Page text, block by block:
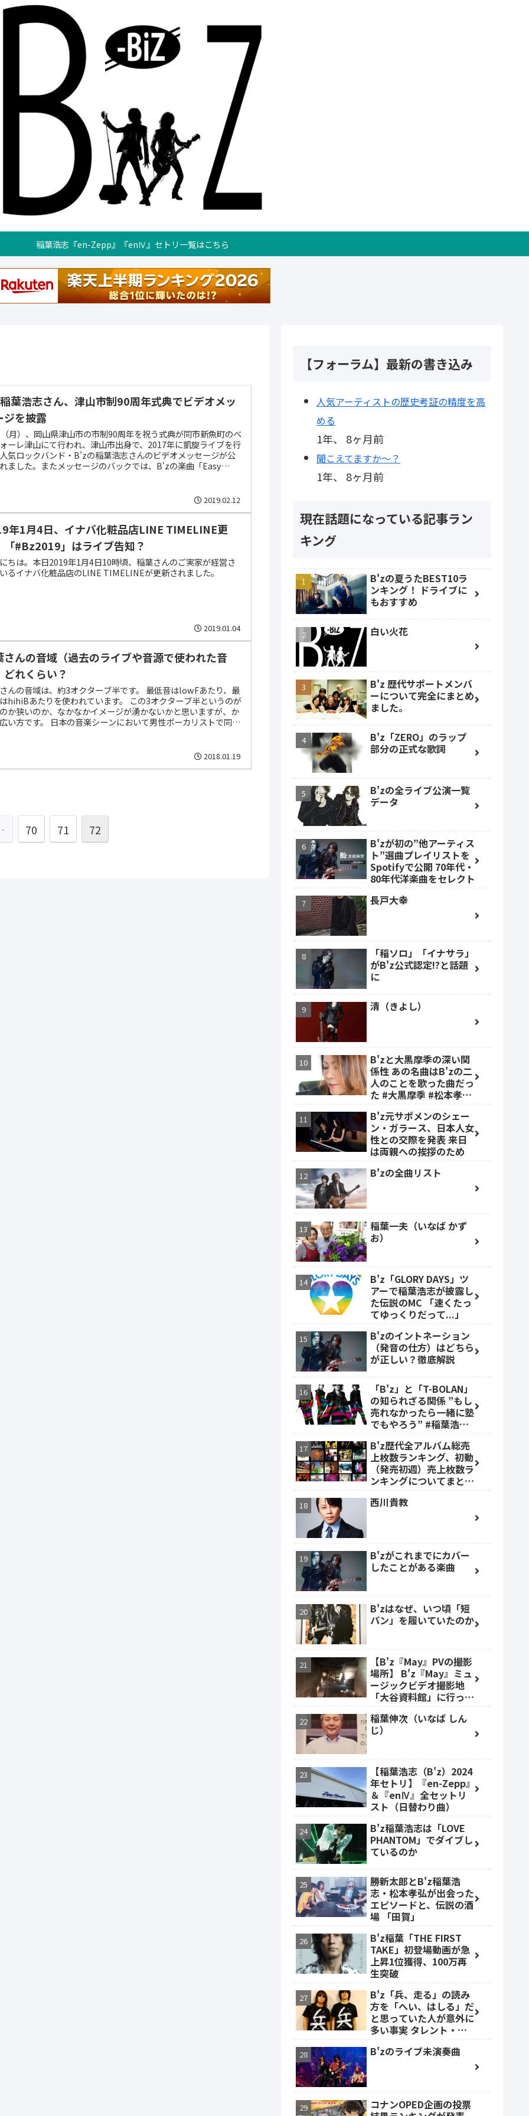
稲葉浩志『en-Zepp』『enⅣ』セトリ一覧はこちら
葉浩志さん、津山市制90周年式典でビデオメッ
ジを披露
月）、岡山県津山市の市制90周年を祝う式典が同市新魚町のベ
ーレ津山にて行われ、津山市出身で、2017年に凱旋ライブを行
気ロックバンド・B'zの稲葉浩志さんのビデオメッセージが公
ました。またメッセージのバックでは、B'zの楽曲「Easy
2019.02.12
年1月4日、イナバ化粧品店LINE TIMELINE更
「#Bz2019」はライブ告知？
ちは。本日2019年1月4日10時頃、稲葉さんのご実家が経営さ
るイナバ化粧品店のLINE TIMELINEが更新されました。
2019.01.04
さんの音域（過去のライブや音源で使われた音
どれくらい？
んの音域は、約3オクターブ半です。 最低音はlowFあたり、最
hihiBあたりを使われています。 この3オクターブ半というのが
か狭いのか、なかなかイメージが湧かないかと思いますが、か
い方です。 日本の音楽シーンにおいて男性ボーカリストで同じ
2018.01.19
70 71 72
【フォーラム】最新の書き込み
人気アーティストの歴史考証の精度を高
める
1年、 8ヶ月前
聞こえてますか～？
1年、 8ヶ月前
現在話題になっている記事ラン
キング
B'zの夏うたBEST10ラ
ンキング！ ドライブに
もおすすめ
白い火花
B'z 歴代サポートメンバ
ーについて完全にまとめ
ました。
B'z「ZERO」のラップ
部分の正式な歌詞
B'zの全ライブ公演一覧
データ
B'zが初の”他アーティス
ト”選曲プレイリストを
Spotifyで公開 70年代・
80年代洋楽曲をセレクト
長戸大幸
「稲ソロ」「イナサラ」
がB'z公式認定!?と話題
に
清（きよし）
B'zと大黒摩季の深い関
係性 あの名曲はB'zの二
人のことを歌った曲だっ
た #大黒摩季 #松本孝弘
B'z元サポメンのシェー
ン・ガラース、日本人女
性との交際を発表 来日
は両親への挨拶のため
B'zの全曲リスト
稲葉一夫（いなば かず
お）
B'z「GLORY DAYS」ツ
アーで稲葉浩志が披露し
た伝説のMC 「速くたっ
てゆっくりだって...」
B'zのイントネーション
（発音の仕方）はどちら
が正しい？徹底解説
「B'z」と「T-BOLAN」
の知られざる関係 ”もし
売れなかったら一緒に塾
でもやろう” #稲葉浩志
B'z歴代全アルバム総売
上枚数ランキング、初動
（発売初週）売上枚数ラ
ンキングについてまとめ
西川貴教
B'zがこれまでにカバー
したことがある楽曲
B'zはなぜ、いつ頃「短
パン」を履いていたのか
【B'z『May』PVの撮影
場所】 B'z『May』ミュ
ージックビデオ撮影地
「大谷資料館」に行って
稲葉伸次（いなば しん
じ）
【稲葉浩志（B'z）2024
年セトリ】『en-Zepp』
＆『enⅣ』全セットリ
スト（日替わり曲）
B'z稲葉浩志は「LOVE
PHANTOM」でダイブし
ているのか
勝新太郎とB'z稲葉浩
志・松本孝弘が出会った
エピソードと、伝説の酒
場 「田賀」
B'z稲葉「THE FIRST
TAKE」初登場動画が急
上昇1位獲得、100万再
生突破
B'z「兵、走る」の読み
方を「へい、はしる」だ
と思っていた人が意外に
多い事実 タレント・ベ
B'zのライブ未演奏曲
コナンOPED企画の投票